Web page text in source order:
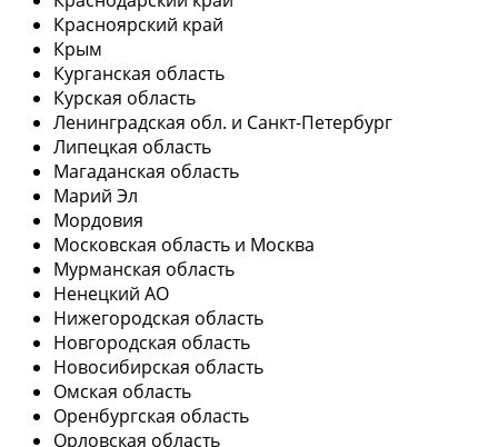
Красноярский край
Крым
Курганская область
Курская область
Ленинградская обл. и Санкт-Петербург
Липецкая область
Магаданская область
Марий Эл
Мордовия
Московская область и Москва
Мурманская область
Ненецкий АО
Нижегородская область
Новгородская область
Новосибирская область
Омская область
Оренбургская область
Орловская область